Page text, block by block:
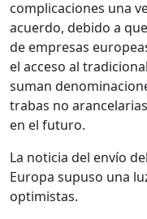
complicaciones una
acuerdo, debido a
de empresas
el acceso al
suman
trabas no
en el futuro.
La noticia del envío
Europa supuso una
optimistas.